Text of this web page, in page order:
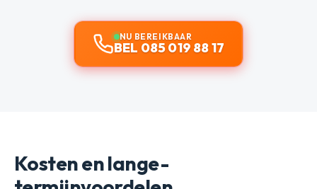
NU BEREIKBAAR
BEL 085 019 88 17
Kosten en lange-